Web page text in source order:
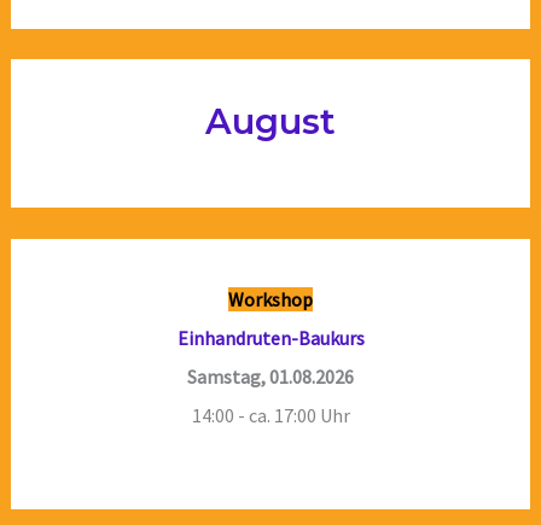
August
Workshop
Einhandruten-Baukurs
Samstag, 01.08.2026
14:00 - ca. 17:00 Uhr